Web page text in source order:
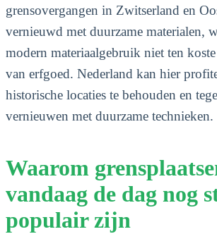
grensovergangen in Zwitserland en
vernieuwd met duurzame materialen,
modern materiaalgebruik niet ten
van erfgoed. Nederland kan hier
historische locaties te behouden en
vernieuwen met duurzame technieken.
Waarom
vandaag de dag nog
populair zijn